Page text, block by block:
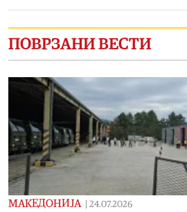
ПОВРЗАНИ ВЕСТИ
МАКЕДОНИЈА 24.07.2026